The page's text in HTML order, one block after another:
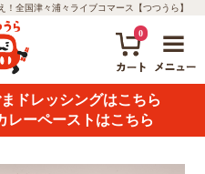
全国津々浦々ライブコマース【つつうら】
0
ドレッシングはこちら
レーペーストはこちら